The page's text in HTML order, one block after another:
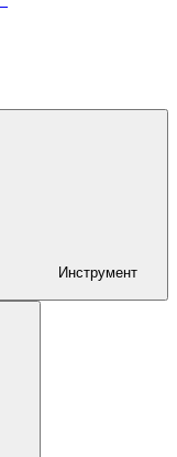
Инструмент